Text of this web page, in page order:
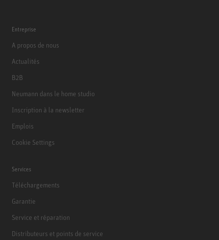
Entreprise
A propos de nous
Actualités
B2B
Neumann dans le home studio
Inscription à la newsletter
Emplois
Cookie Settings
Services
Téléchargements
Garantie
Service et réparation
Distributeurs et points de service